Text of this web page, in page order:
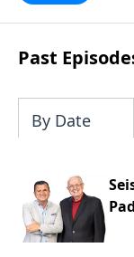
Past
By Date